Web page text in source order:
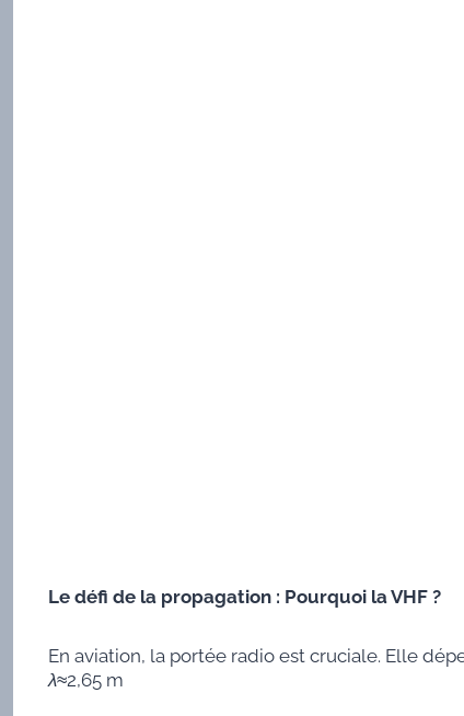
Le défi de la propagation : Pourquoi la VHF ?
En aviation, la portée radio est cruciale. Elle
λ≈2,65 m